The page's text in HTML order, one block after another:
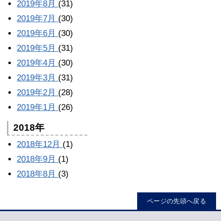
2019年8月 (31)
2019年7月 (30)
2019年6月 (30)
2019年5月 (31)
2019年4月 (30)
2019年3月 (31)
2019年2月 (28)
2019年1月 (26)
2018年
2018年12月 (1)
2018年9月 (1)
2018年8月 (3)
ページの先頭へ戻る